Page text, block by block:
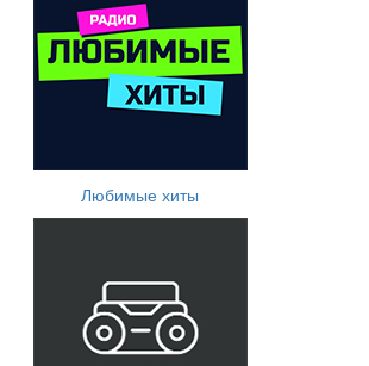
Любимые хиты